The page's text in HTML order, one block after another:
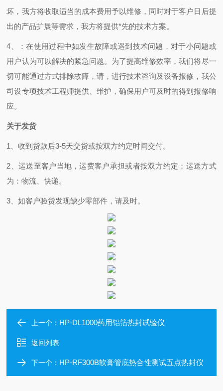
坏，我方将收取适当的成本费用予以维修，同时对于客户日后提
出的产品扩展等需求，我方将提供*先的技术方案。
4、：在使用过程中如发生故障或遇到技术问题，对于小问题或
用户认为可以解决的紧急问题。为了提高维修效率，我们将尽一
切可能通过方式排除故障，请，进行技术咨询及设备报修，我公
司设专项技术工程师提供、维护，确保用户可及时的得到报修响
应。
关于发货
1、收到货款后3-5天交货或按双方约定时间交付。
2、运送至客户当地，运费客户承担或者按双方约定；运送方式
为：物流、快递。
3、如客户验货发现缺少零部件，请及时。
上一个： HP-DL1000药用铝箔热封试验仪
返回列表
下一个： HP-RF300B软膏管底热合性测试五点热封仪